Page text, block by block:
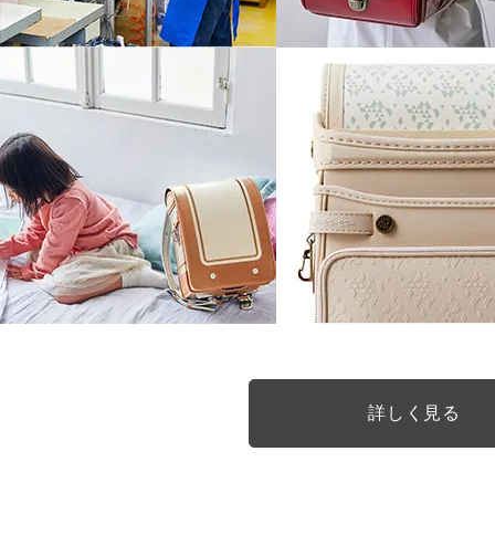
ランドセル
アフターケアガイド
ランドセル用
レインカバー
詳しく見る